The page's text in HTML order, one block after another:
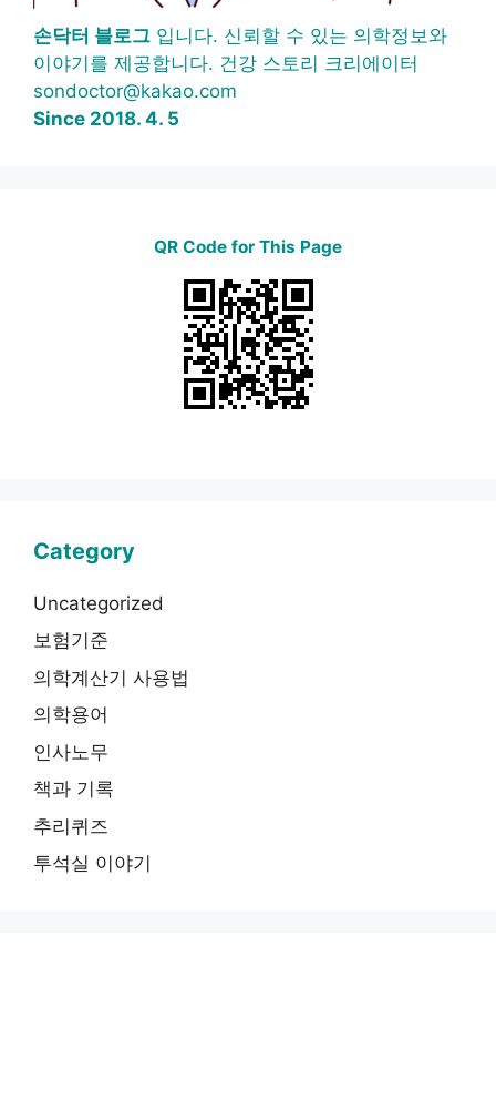
손닥터 블로그 입니다. 신뢰할 수 있는 의학정보와
이야기를 제공합니다. 건강 스토리 크리에이터
sondoctor@kakao.com
Since 2018. 4. 5
QR Code for This Page
Category
Uncategorized
보험기준
의학계산기 사용법
의학용어
인사노무
책과 기록
추리퀴즈
투석실 이야기